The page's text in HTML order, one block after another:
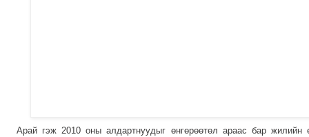
Арай гэж 2010 оны алдартнуудыг өнгөрөөтөл араас бар жилийн